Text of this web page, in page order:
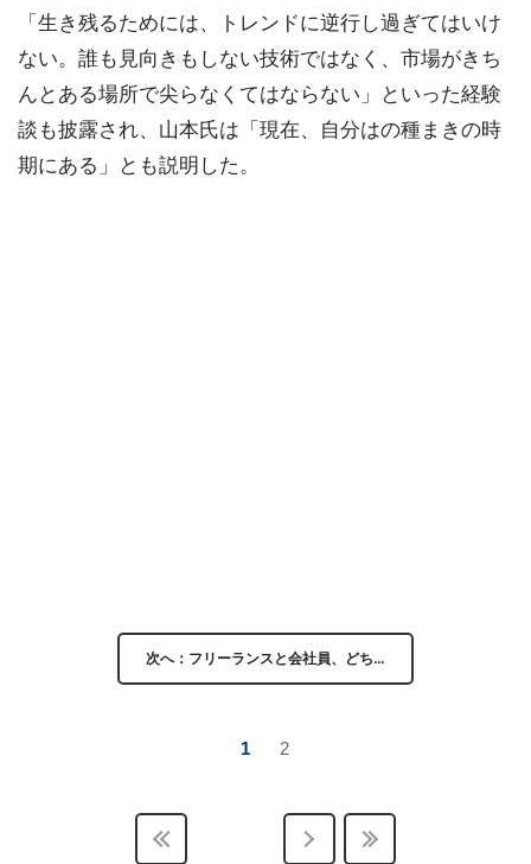
「生き残るためには、トレンドに逆行し過ぎてはいけ
ない。誰も見向きもしない技術ではなく、市場がきち
んとある場所で尖らなくてはならない」といった経験
談も披露され、山本氏は「現在、自分はの種まきの時
期にある」とも説明した。
次へ：フリーランスと会社員、どち…
1 2